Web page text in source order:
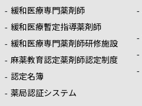
緩和医療専門薬剤師
緩和医療暫定指導薬剤師
緩和医療専門薬剤師研修施設
麻薬教育認定薬剤師認定制度
認定名簿
薬局認証システム